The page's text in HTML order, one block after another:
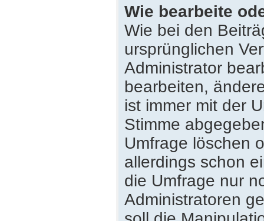
Wie bearbeite
Wie bei den
ursprünglichen
Administrator
bearbeiten,
ist immer mit der
Stimme
Umfrage löschen
allerdings schon
die Umfrage nur
Administratoren